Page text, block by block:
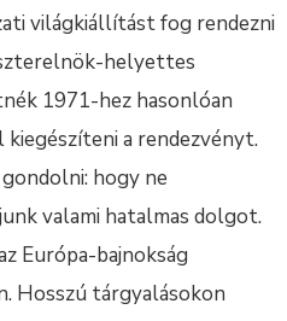
világkiállítást fog rendezni
helyettes
1971-hez hasonlóan
a rendezvényt.
hogy ne
valami hatalmas dolgot.
Európa-bajnokság
Hosszú tárgyalásokon